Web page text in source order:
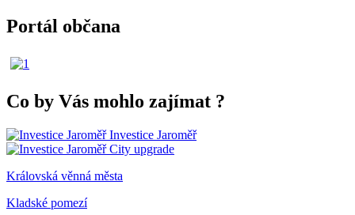
Portál občana
Co by Vás mohlo zajímat ?
Investice Jaroměř
City upgrade
Královská věnná města
Kladské pomezí